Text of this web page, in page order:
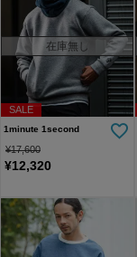
SALE
在庫無し
1minute 1second
¥17,600
¥12,320